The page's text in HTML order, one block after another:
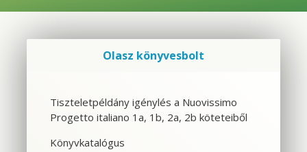
CSOPORTOS NYELVTANFOLYAM
Olasz könyvesbolt
Tiszteletpéldány igénylés a Nuovissimo
Progetto italiano 1a, 1b, 2a, 2b köteteiből
Könyvkatalógus